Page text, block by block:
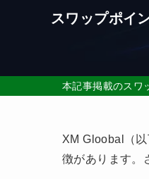
スワップポイ
本記事掲載のスワ
XM Gloobal（
徴があります。